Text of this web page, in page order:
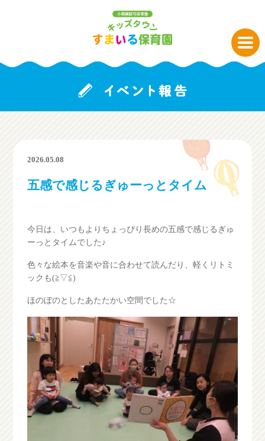
2026.05.08
五感で感じるぎゅーっとタイム
今日は、いつもよりちょっぴり長めの五感で感じるぎゅ
ーっとタイムでした♪
色々な絵本を音楽や音に合わせて読んだり、軽くリトミ
ックも(≧▽≦)
ほのぼのとしたあたたかい空間でした☆